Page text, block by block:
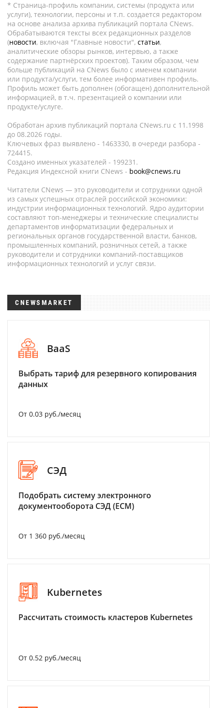
* Страница-профиль компании, системы (продукта или
услуги), технологии, персоны и т.п. создается редактором
на основе анализа архива публикаций портала CNews.
Обрабатываются тексты всех редакционных разделов
(новости, включая "Главные новости", статьи,
аналитические обзоры рынков, интервью, а также
содержание партнёрских проектов). Таким образом, чем
больше публикаций на CNews было с именем компании
или продукта/услуги, тем более информативен профиль.
Профиль может быть дополнен (обогащен) дополнительной
информацией, в т.ч. презентацией о компании или
продукте/услуге.
Обработан архив публикаций портала CNews.ru c 11.1998
до 08.2026 годы.
Ключевых фраз выявлено - 1463330, в очереди разбора -
724415.
Создано именных указателей - 199231.
Редакция Индексной книги CNews - book@cnews.ru
Читатели CNews — это руководители и сотрудники одной
из самых успешных отраслей российской экономики:
индустрии информационных технологий. Ядро аудитории
составляют топ-менеджеры и технические специалисты
департаментов информатизации федеральных и
региональных органов государственной власти, банков,
промышленных компаний, розничных сетей, а также
руководители и сотрудники компаний-поставщиков
информационных технологий и услуг связи.
CNEWSMARKET
BaaS
Выбрать тариф для резервного копирования
данных
От 0.03 руб./месяц
СЭД
Подобрать систему электронного
документооборота СЭД (ECM)
От 1 360 руб./месяц
Kubernetes
Рассчитать стоимость кластеров Kubernetes
От 0.52 руб./месяц